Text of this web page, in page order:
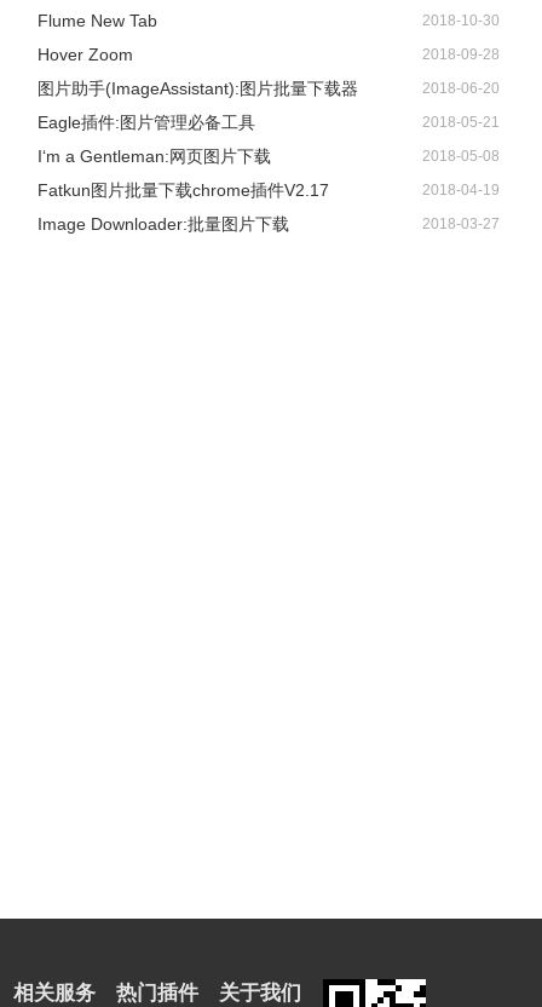
Flume New Tab 2018-10-30
Hover Zoom 2018-09-28
图片助手(ImageAssistant):图片批量下载器 2018-06-20
Eagle插件:图片管理必备工具 2018-05-21
I‘m a Gentleman:网页图片下载 2018-05-08
Fatkun图片批量下载chrome插件V2.17 2018-04-19
Image Downloader:批量图片下载 2018-03-27
相关服务 热门插件 关于我们